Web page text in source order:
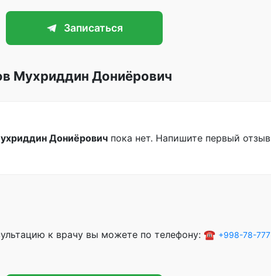
Записаться
Мухриддин Дониёрович
Дониёрович пока нет. Напишите первый
к врачу вы можете по телефону: ☎️ +998-78-